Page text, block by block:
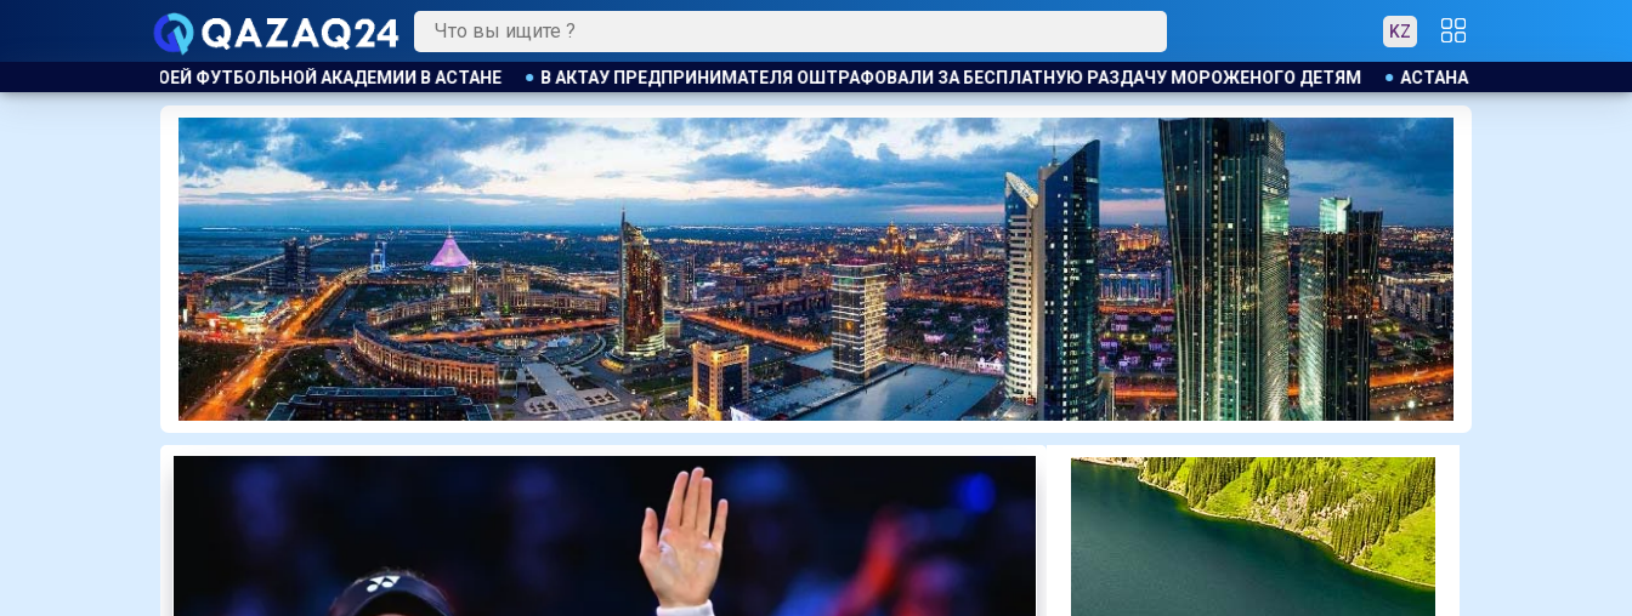
KZ
В АСТАНЕ В АКТАУ ПРЕДПРИНИМАТЕЛЯ ОШТРАФОВАЛИ ЗА БЕСПЛАТНУЮ РАЗДАЧУ МОРОЖЕНОГО ДЕТЯМ АСТАНА ОСТАНЕТСЯ ПОД ВЛИЯНИЕМ ЦИКЛОНА: ОЖИДАЮТСЯ